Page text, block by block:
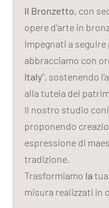
Il Bronzetto, con
opere d'arte in
Impegnati a
abbracciamo con
Italy”, sostenendo
alla tutela del
Il nostro studio
proponendo
espressione di
tradizione.
Trasformiamo la tua
misura realizzati in